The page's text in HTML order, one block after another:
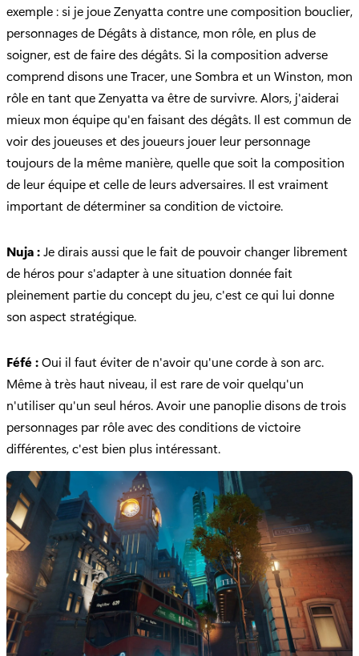
exemple : si je joue Zenyatta contre une composition bouclier,
personnages de Dégâts à distance, mon rôle, en plus de
soigner, est de faire des dégâts. Si la composition adverse
comprend disons une Tracer, une Sombra et un Winston, mon
rôle en tant que Zenyatta va être de survivre. Alors, j'aiderai
mieux mon équipe qu'en faisant des dégâts. Il est commun de
voir des joueuses et des joueurs jouer leur personnage
toujours de la même manière, quelle que soit la composition
de leur équipe et celle de leurs adversaires. Il est vraiment
important de déterminer sa condition de victoire.
Nuja :Je dirais aussi que le fait de pouvoir changer librement
de héros pour s'adapter à une situation donnée fait
pleinement partie du concept du jeu, c'est ce qui lui donne
son aspect stratégique.
Féfé :Oui il faut éviter de n'avoir qu'une corde à son arc.
Même à très haut niveau, il est rare de voir quelqu'un
n'utiliser qu'un seul héros. Avoir une panoplie disons de trois
personnages par rôle avec des conditions de victoire
différentes, c'est bien plus intéressant.